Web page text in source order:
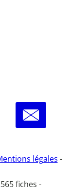
légales -
fiches -